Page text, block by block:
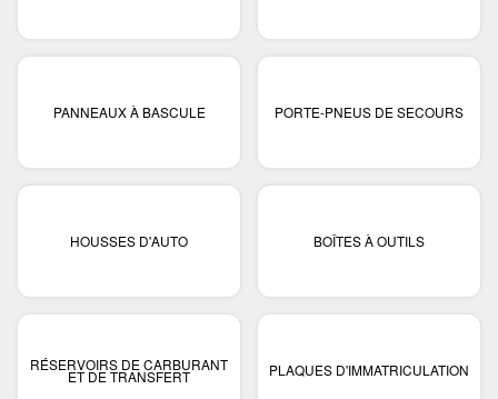
PANNEAUX À BASCULE PORTE-PNEUS DE SECOURS
HOUSSES D'AUTO BOÎTES À OUTILS
RÉSERVOIRS DE CARBURANT
ET DE TRANSFERT PLAQUES D'IMMATRICULATION